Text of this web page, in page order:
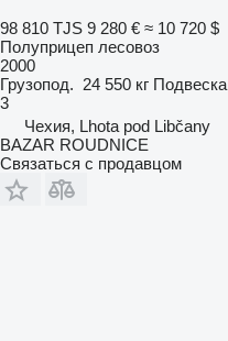
98 810 TJS 9 280 € ≈ 10 720 $
Полуприцеп лесовоз
2000
Грузопод. 24 550 кг Подвеска
3
Чехия, Lhota pod Libčany
BAZAR ROUDNICE
Связаться с продавцом